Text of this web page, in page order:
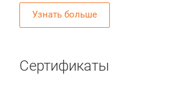
Узнать больше
Сертификаты